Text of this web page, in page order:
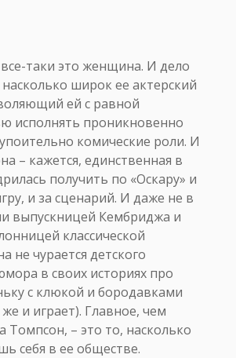
таки это женщина. И дело
широк ее актерский
ей с равной
исполнять проникновенно
комические роли. И
– кажется, единственная в
получить по «Оскару» и
и за сценарий. И даже не в
выпускницей Кембриджа и
классической
не чурается детского
в своих историях про
с клюкой и бородавками
и играет). Главное, чем
Томпсон, – это то, насколько
себя в ее обществе.